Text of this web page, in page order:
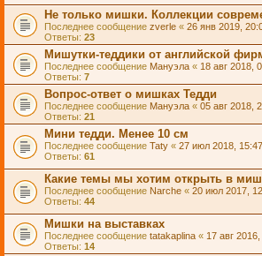
Не только мишки. Коллекции
Последнее сообщение zverle « 26 янв 2019,
Ответы: 23
Мишутки-теддики от английской
Последнее сообщение Мануэла « 18 авг 2018,
Ответы: 7
Вопрос-ответ о мишках Тедди
Последнее сообщение Мануэла « 05 авг 2018,
Ответы: 21
Мини тедди. Менее 10 см
Последнее сообщение Taty « 27 июл 2018, 15:47
Ответы: 61
Какие темы мы хотим открыть в
Последнее сообщение Narche « 20 июл 2017,
Ответы: 44
Мишки на выставках
Последнее сообщение tatakaplina « 17 авг
Ответы: 14